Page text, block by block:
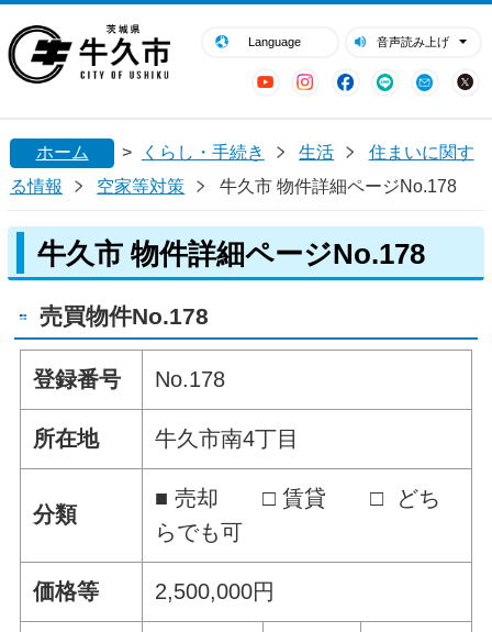
Language 音声読み上げ
YouTubeInstagram
Facebook
LINE Mail
閉じる
ホーム > くらし・手続き 生活
住まいに関す
る情報
空家等対策 牛久市 物件詳細ページNo.178
牛久市 物件詳細ページNo.178
売買物件No.178
登録番号 No.178
所在地 牛久市南4丁目
分類
■ 売却 □ 賃貸 □ どち
らでも可
価格等 2,500,000円